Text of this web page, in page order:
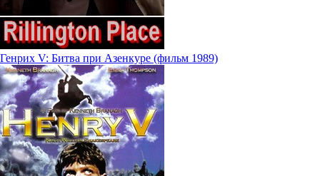
Генрих V: Битва при Азенкуре (фильм 1989)